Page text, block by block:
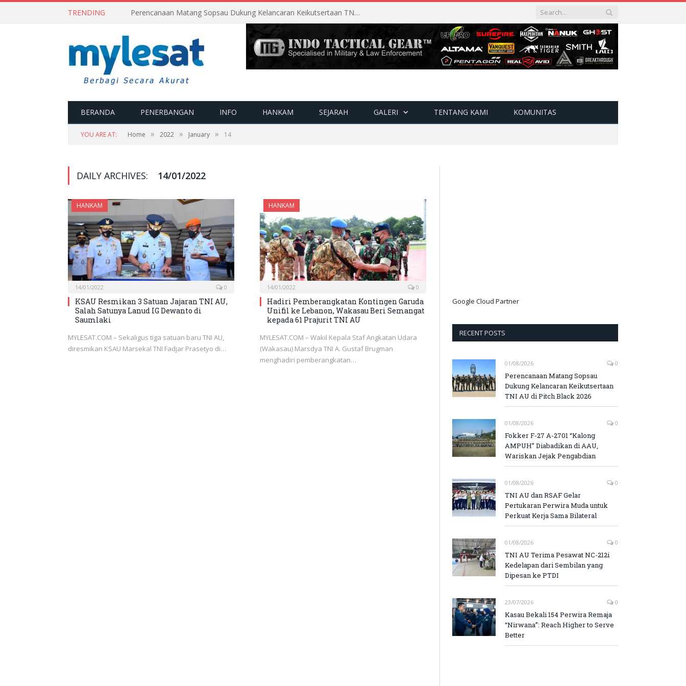
TRENDING Perencanaan Matang Sopsau Dukung Kelancaran Keikutsertaan TNI AU di Pitch Black 2026
BERANDA PENERBANGAN INFO HANKAM SEJARAH GALERI TENTANG KAMI KOMUNITAS
YOU ARE AT: Home » 2022 » January » 14
DAILY ARCHIVES: 14/01/2022
HANKAM
14/01/2022 0
KSAU Resmikan 3 Satuan Jajaran TNI AU,
Salah Satunya Lanud IG Dewanto di
Saumlaki
MYLESAT.COM – Sekaligus tiga satuan baru TNI AU,
diresmikan KSAU Marsekal TNI Fadjar Prasetyo di…
HANKAM
14/01/2022 0
Hadiri Pemberangkatan Kontingen Garuda
Unifil ke Lebanon, Wakasau Beri Semangat
kepada 61 Prajurit TNI AU
MYLESAT.COM – Wakil Kepala Staf Angkatan Udara
(Wakasau) Marsdya TNI A. Gustaf Brugman
menghadiri pemberangkatan…
Google Cloud Partner
RECENT POSTS
01/08/2026 0
Perencanaan Matang Sopsau
Dukung Kelancaran Keikutsertaan
TNI AU di Pitch Black 2026
01/08/2026 0
Fokker F-27 A-2701 “Kalong
AMPUH” Diabadikan di AAU,
Wariskan Jejak Pengabdian
01/08/2026 0
TNI AU dan RSAF Gelar
Pertukaran Perwira Muda untuk
Perkuat Kerja Sama Bilateral
01/08/2026 0
TNI AU Terima Pesawat NC-212i
Kedelapan dari Sembilan yang
Dipesan ke PTDI
23/07/2026 0
Kasau Bekali 154 Perwira Remaja
“Nirwana”: Reach Higher to Serve
Better